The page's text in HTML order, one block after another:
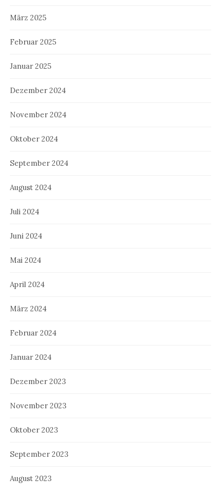
März 2025
Februar 2025
Januar 2025
Dezember 2024
November 2024
Oktober 2024
September 2024
August 2024
Juli 2024
Juni 2024
Mai 2024
April 2024
März 2024
Februar 2024
Januar 2024
Dezember 2023
November 2023
Oktober 2023
September 2023
August 2023